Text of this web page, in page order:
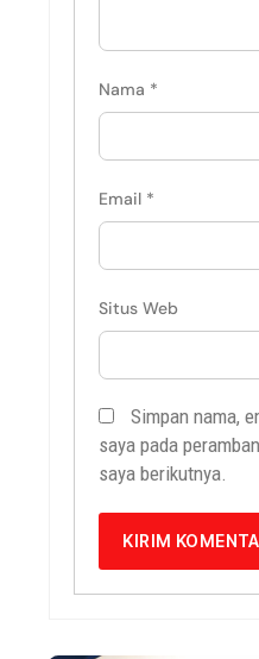
Nama *
Email *
Situs Web
Simpan nama,
saya pada
saya berikutnya.